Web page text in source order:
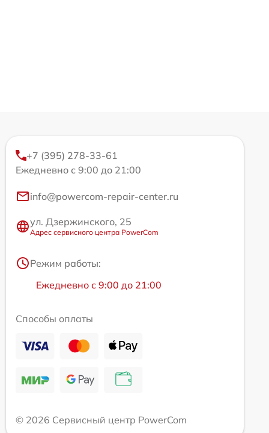
+7 (395) 278-33-61
Ежедневно с 9:00 до 21:00
info@powercom-repair-center.ru
ул. Дзержинского, 25
Адрес сервисного центра PowerCom
Режим работы:
Ежедневно с 9:00 до 21:00
Способы оплаты
© 2026 Сервисный центр PowerCom